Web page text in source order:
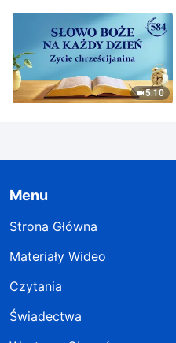
5:10
Menu
Strona Główna
Materiały Wideo
Czytania
Świadectwa